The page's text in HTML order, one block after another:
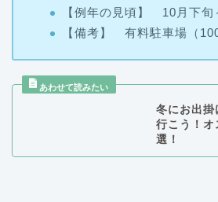
【例年の見頃】 10月下旬
【備考】 有料駐車場（
冬にお出掛
行こう！
選！